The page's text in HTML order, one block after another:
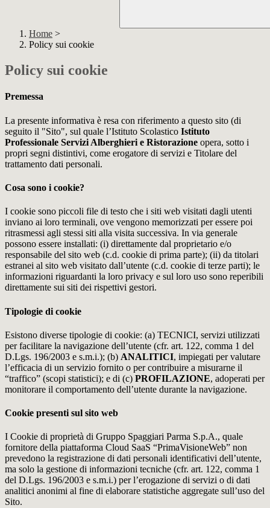
Home >
Policy sui cookie
Policy sui cookie
Premessa
La presente informativa è resa con riferimento a questo sito (di
seguito il "Sito", sul quale l’Istituto Scolastico Istituto
Professionale Servizi Alberghieri e Ristorazione opera, sotto i
propri segni distintivi, come erogatore di servizi e Titolare del
trattamento dati personali.
Cosa sono i cookie?
I cookie sono piccoli file di testo che i siti web visitati dagli utenti
inviano ai loro terminali, ove vengono memorizzati per essere poi
ritrasmessi agli stessi siti alla visita successiva. In via generale
possono essere installati: (i) direttamente dal proprietario e/o
responsabile del sito web (c.d. cookie di prima parte); (ii) da titolari
estranei al sito web visitato dall’utente (c.d. cookie di terze parti); le
informazioni riguardanti la loro privacy e sul loro uso sono reperibili
direttamente sui siti dei rispettivi gestori.
Tipologie di cookie
Esistono diverse tipologie di cookie: (a) TECNICI, servizi utilizzati
per facilitare la navigazione dell’utente (cfr. art. 122, comma 1 del
D.Lgs. 196/2003 e s.m.i.); (b) ANALITICI, impiegati per valutare
l’efficacia di un servizio fornito o per contribuire a misurarne il
“traffico” (scopi statistici); e di (c) PROFILAZIONE, adoperati per
monitorare il comportamento dell’utente durante la navigazione.
Cookie presenti sul sito web
I Cookie di proprietà di Gruppo Spaggiari Parma S.p.A., quale
fornitore della piattaforma Cloud SaaS “PrimaVisioneWeb” non
prevedono la registrazione di dati personali identificativi dell’utente,
ma solo la gestione di informazioni tecniche (cfr. art. 122, comma 1
del D.Lgs. 196/2003 e s.m.i.) per l’erogazione di servizi o di dati
analitici anonimi al fine di elaborare statistiche aggregate sull’uso del
Sito.